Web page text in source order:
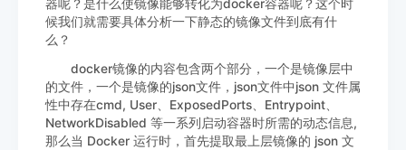
器呢？是什么使镜像能够转化为docker容器呢？这个时
候我们就需要具体分析一下静态的镜像文件到底有什
么？
docker镜像的内容包含两个部分，一个是镜像层中
的文件，一个是镜像的json文件，json文件中json 文件属
性中存在cmd, User、ExposedPorts、Entrypoint、
NetworkDisabled 等一系列启动容器时所需的动态信息,
那么当 Docker 运行时，首先提取最上层镜像的 json 文